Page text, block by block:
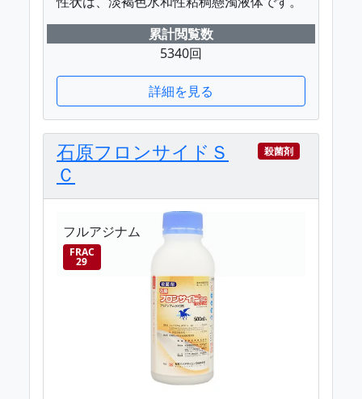
累計閲覧数
5340回
詳細を見る
石原フロンサイドＳ
Ｃ
殺菌剤
フルアジナム
FRAC
29